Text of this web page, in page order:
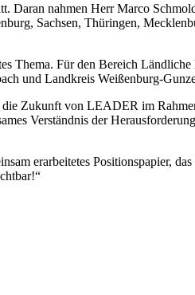
nahmen Herr Marco
Sachsen, Thüringen,
Thema. Für den Bereich
und Landkreis Weißenburg-
Zukunft von LEADER im
Verständnis der
erarbeitetes Positionspapier,